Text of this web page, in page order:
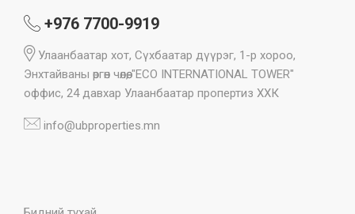
+976 7700-9919
Улаанбаатар хот, Сүхбаатар дүүрэг, 1-р хороо,
Энхтайваны өргөн чөлөө, "ECO INTERNATIONAL TOWER"
оффис, 24 давхар Улаанбаатар пропертиз ХХК
info@ubproperties.mn